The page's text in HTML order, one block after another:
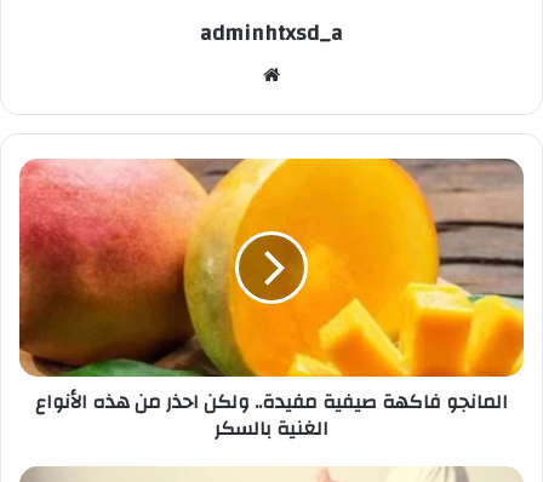
adminhtxsd_a
المانجو
فاكهة
صيفية
ولكن
احذر
من
هذه
الأنواع
الغنية
المانجو فاكهة صيفية مفيدة.. ولكن احذر من هذه الأنواع
الغنية بالسكر
تربية